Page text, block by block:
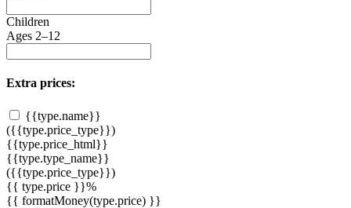
Children
Ages 2–12
Extra prices:
{{type.name}}
({{type.price_type}})
{{type.price_html}}
{{type.type_name}}
({{type.price_type}})
{{ type.price }}%
{{ formatMoney(type.price) }}